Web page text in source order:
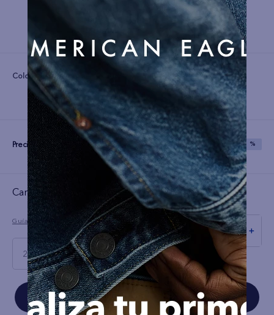
Color:
Precio: S/ 199 SAVE 60 %
Cargando el resumen…
Guía de tallas
28
＋
－